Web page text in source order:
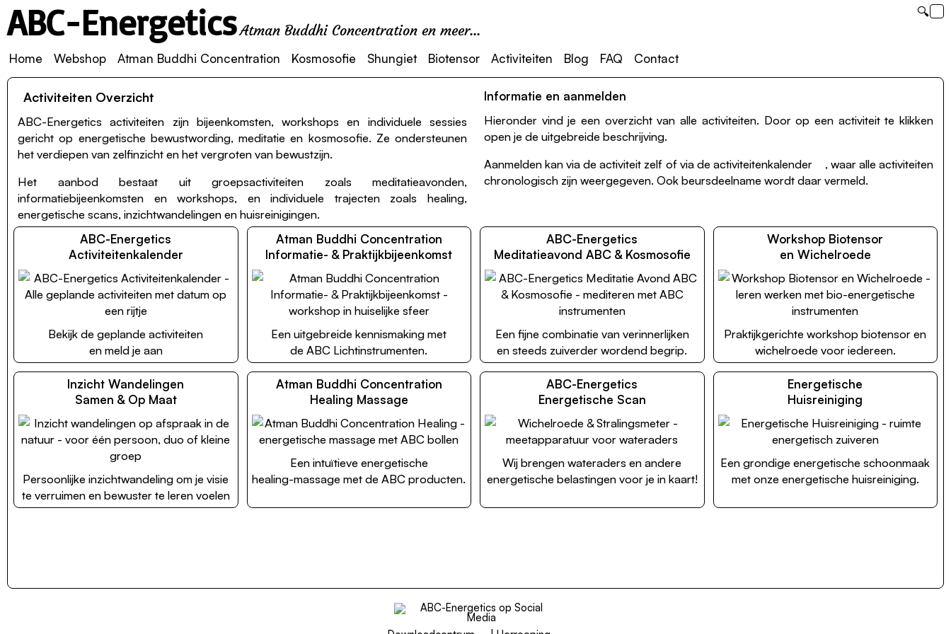
🔍
ABC-EnergeticsAtman Buddhi Concentration en meer...
Home Webshop Atman Buddhi Concentration Kosmosofie Shungiet Biotensor Activiteiten Blog FAQ Contact
Activiteiten Overzicht
ABC-Energetics activiteiten zijn bijeenkomsten, workshops en individuele sessies
gericht op energetische bewustwording, meditatie en kosmosofie. Ze ondersteunen
het verdiepen van zelfinzicht en het vergroten van bewustzijn.
Het aanbod bestaat uit groepsactiviteiten zoals meditatieavonden,
informatiebijeenkomsten en workshops, en individuele trajecten zoals healing,
energetische scans, inzichtwandelingen en huisreinigingen.
Informatie en aanmelden
Hieronder vind je een overzicht van alle activiteiten. Door op een activiteit te klikken
open je de uitgebreide beschrijving.
Aanmelden kan via de activiteit zelf of via de activiteitenkalender
, waar alle activiteiten
chronologisch zijn weergegeven. Ook beursdeelname wordt daar vermeld.
ABC-Energetics
Activiteitenkalender
Bekijk de geplande activiteiten
en meld je aan
Atman Buddhi Concentration
Informatie- & Praktijkbijeenkomst
Een uitgebreide kennismaking met
de ABC Lichtinstrumenten.
ABC-Energetics
Meditatieavond ABC & Kosmosofie
Een fijne combinatie van verinnerlijken
en steeds zuiverder wordend begrip.
Workshop Biotensor
en Wichelroede
Praktijkgerichte workshop biotensor en
wichelroede voor iedereen.
Inzicht Wandelingen
Samen & Op Maat
Persoonlijke inzichtwandeling om je visie
te verruimen en bewuster te leren voelen
Atman Buddhi Concentration
Healing Massage
Een intuïtieve energetische
healing-massage met de ABC producten.
ABC-Energetics
Energetische Scan
Wij brengen wateraders en andere
energetische belastingen voor je in kaart!
Energetische
Huisreiniging
Een grondige energetische schoonmaak
met onze energetische huisreiniging.